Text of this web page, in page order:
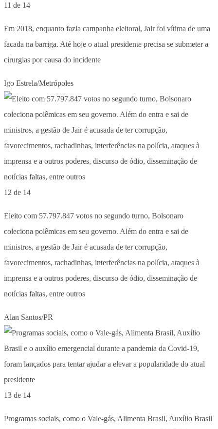
11 de 14
Em 2018, enquanto fazia campanha eleitoral, Jair foi vítima de uma
facada na barriga. Até hoje o atual presidente precisa se submeter a
cirurgias por causa do incidente
Igo Estrela/Metrópoles
12 de 14
Eleito com 57.797.847 votos no segundo turno, Bolsonaro
coleciona polêmicas em seu governo. Além do entra e sai de
ministros, a gestão de Jair é acusada de ter corrupção,
favorecimentos, rachadinhas, interferências na polícia, ataques à
imprensa e a outros poderes, discurso de ódio, disseminação de
notícias faltas, entre outros
Alan Santos/PR
13 de 14
Programas sociais, como o Vale-gás, Alimenta Brasil, Auxílio Brasil